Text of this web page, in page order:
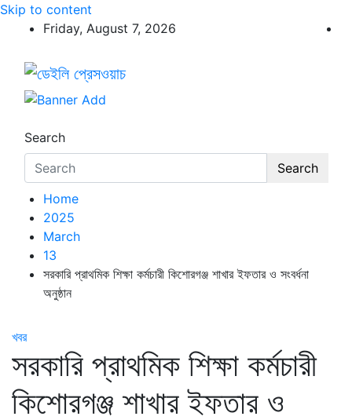
Skip to content
Friday, August 7, 2026
ডেইলি প্রেসওয়াচ
ডেইলি প্রেসওয়াচ মুক্তিযুদ্ধের চেতনায় উদ্বুদ্ধ মুখপত্র
Search
Search
Home
2025
March
13
সরকারি প্রাথমিক শিক্ষা কর্মচারী কিশোরগঞ্জ শাখার ইফতার ও সংবর্ধনা
অনুষ্ঠান
খবর
সরকারি প্রাথমিক শিক্ষা কর্মচারী
কিশোরগঞ্জ শাখার ইফতার ও